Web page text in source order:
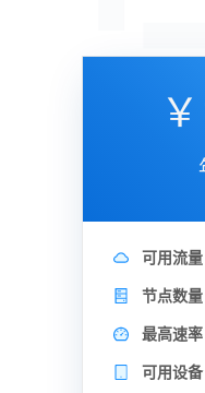
可用流量
节点数量
最高速率
可用设备